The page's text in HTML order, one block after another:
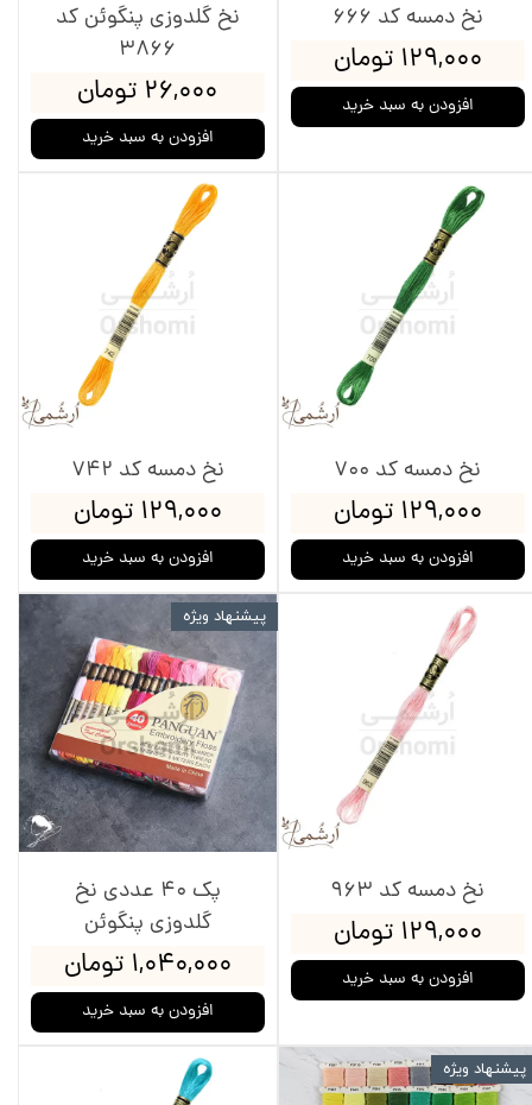
نخ دمسه کد 666
۱۲۹,۰۰۰ تومان
افزودن به سبد خرید
نخ گلدوزی پنگوئن کد
3866
۲۶,۰۰۰ تومان
افزودن به سبد خرید
نخ دمسه کد 700
۱۲۹,۰۰۰ تومان
افزودن به سبد خرید
نخ دمسه کد 742
۱۲۹,۰۰۰ تومان
افزودن به سبد خرید
نخ دمسه کد 963
۱۲۹,۰۰۰ تومان
افزودن به سبد خرید
پک 40 عددی نخ
گلدوزی پنگوئن
۱,۰۴۰,۰۰۰ تومان
افزودن به سبد خرید
پیشنهاد ویژه
پیشنهاد ویژه